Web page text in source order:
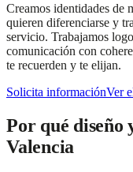
Creamos identidades de
quieren diferenciarse y
servicio. Trabajamos
comunicación con
te recuerden y te elijan.
Solicita informaciónVer
Por qué diseño
Valencia